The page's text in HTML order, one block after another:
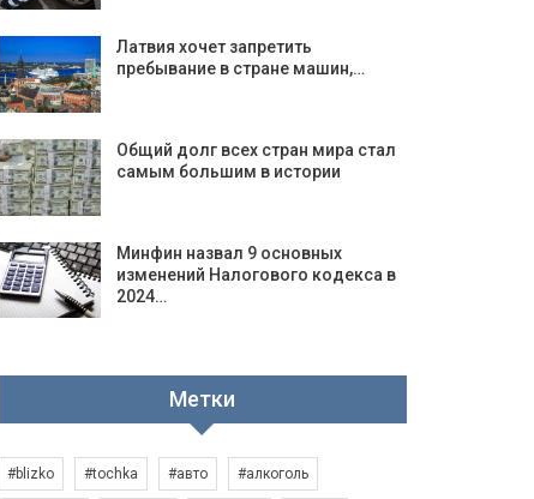
Латвия хочет запретить
пребывание в стране машин,…
Общий долг всех стран мира стал
самым большим в истории
Минфин назвал 9 основных
изменений Налогового кодекса в
2024…
Метки
#blizko #tochka #авто #алкоголь